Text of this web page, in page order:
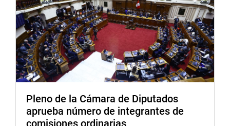
Pleno de la Cámara de Diputados
aprueba número de integrantes de
comisiones ordinarias